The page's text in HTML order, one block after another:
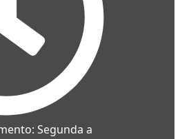
Segunda a